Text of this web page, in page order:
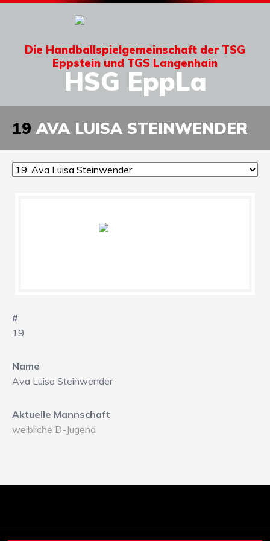
Die Handballspielgemeinschaft der TSG
Eppstein und TGS Langenhain
HSG EppLa
19 AVA LUISA STEINWENDER
#
19
Name
Ava Luisa Steinwender
Aktuelle Mannschaft
weibliche D-Jugend